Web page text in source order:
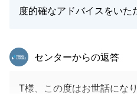
度的確なアドバイスをいた
東急リバブル
センターからの返答
T様、この度はお世話にな